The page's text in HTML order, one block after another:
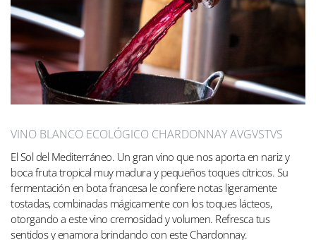
VINO BLANCO ECOLÓGICO CHARDONNAY AVGVSTVS
El Sol del Mediterráneo. Un gran vino que nos aporta en nariz y
boca fruta tropical muy madura y pequeños toques cítricos. Su
fermentación en bota francesa le confiere notas ligeramente
tostadas, combinadas mágicamente con los toques lácteos,
otorgando a este vino cremosidad y volumen. Refresca tus
sentidos y enamora brindando con este Chardonnay.